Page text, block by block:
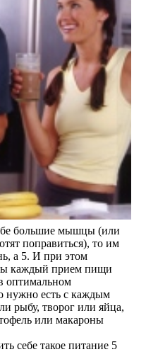
большие мышцы (или
поправиться), то им
а 5. И при этом
каждый прием пищи
оптимальном
нужно есть с каждым
рыбу, творог или яйца,
или макароны
себе такое питание 5